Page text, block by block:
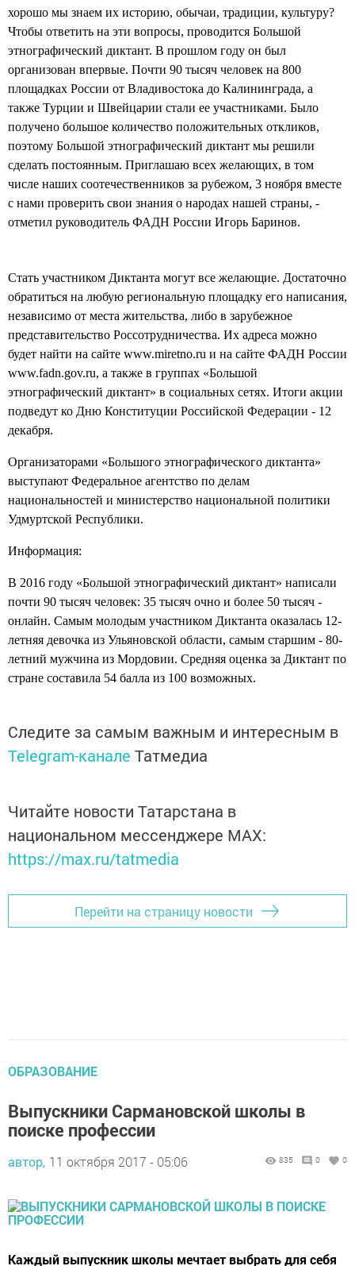
хорошо мы знаем их историю, обычаи, традиции, культуру?
Чтобы ответить на эти вопросы, проводится Большой
этнографический диктант. В прошлом году он был
организован впервые. Почти 90 тысяч человек на 800
площадках России от Владивостока до Калининграда, а
также Турции и Швейцарии стали ее участниками. Было
получено большое количество положительных откликов,
поэтому Большой этнографический диктант мы решили
сделать постоянным. Приглашаю всех желающих, в том
числе наших соотечественников за рубежом, 3 ноября вместе
с нами проверить свои знания о народах нашей страны, -
отметил руководитель ФАДН России Игорь Баринов.
Стать участником Диктанта могут все желающие. Достаточно
обратиться на любую региональную площадку его написания,
независимо от места жительства, либо в зарубежное
представительство Россотрудничества. Их адреса можно
будет найти на сайте www.miretno.ru и на сайте ФАДН России
www.fadn.gov.ru, а также в группах «Большой
этнографический диктант» в социальных сетях. Итоги акции
подведут ко Дню Конституции Российской Федерации - 12
декабря.
Организаторами «Большого этнографического диктанта»
выступают Федеральное агентство по делам
национальностей и министерство национальной политики
Удмуртской Республики.
Информация:
В 2016 году «Большой этнографический диктант» написали
почти 90 тысяч человек: 35 тысяч очно и более 50 тысяч -
онлайн. Самым молодым участником Диктанта оказалась 12-
летняя девочка из Ульяновской области, самым старшим - 80-
летний мужчина из Мордовии. Средняя оценка за Диктант по
стране составила 54 балла из 100 возможных.
Следите за самым важным и интересным в
Telegram-канале Татмедиа
Читайте новости Татарстана в
национальном мессенджере MАХ:
https://max.ru/tatmedia
Перейти на страницу новости
ОБРАЗОВАНИЕ
Выпускники Сармановской школы в
поиске профессии
автор, 11 октября 2017 - 05:06 835 0 0
Каждый выпускник школы мечтает выбрать для себя